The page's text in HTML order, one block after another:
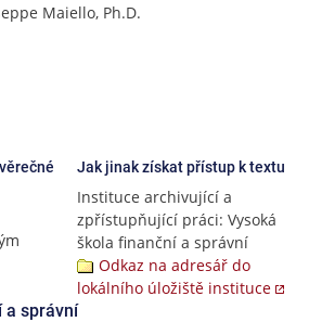
Maiello, Ph.D.
Jak jinak získat přístup k textu
Instituce archivující a
zpřístupňující práci: Vysoká
škola finanční a správní
Odkaz na adresář do
lokálního úložiště instituce
a správní